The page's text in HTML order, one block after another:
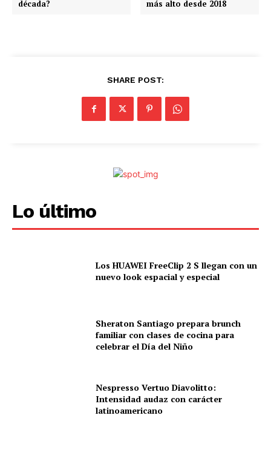
década?
más alto desde 2018
SHARE POST:
Lo último
Los HUAWEI FreeClip 2 S llegan con un
nuevo look espacial y especial
Sheraton Santiago prepara brunch
familiar con clases de cocina para
celebrar el Día del Niño
Nespresso Vertuo Diavolitto:
Intensidad audaz con carácter
latinoamericano